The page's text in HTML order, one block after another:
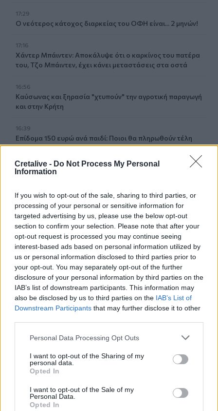
Cretalive - Do Not Process My Personal
Information
If you wish to opt-out of the sale, sharing to third parties, or
processing of your personal or sensitive information for
targeted advertising by us, please use the below opt-out
section to confirm your selection. Please note that after your
opt-out request is processed you may continue seeing
interest-based ads based on personal information utilized by
us or personal information disclosed to third parties prior to
your opt-out. You may separately opt-out of the further
disclosure of your personal information by third parties on the
IAB’s list of downstream participants. This information may
also be disclosed by us to third parties on the IAB’s List of
Downstream Participants that may further disclose it to other
Personal Data Processing Opt Outs
I want to opt-out of the Sharing of my
personal data.
Opted In
I want to opt-out of the Sale of my
Personal Data.
Opted In
17:29
Ο νεότερος κάτοχος διαρκείας του ΟΦΗ είναι... 2 μηνών!
17:16
Χάντερ Μπάιντεν: Αποκάλυψε ότι ο καρκίνος του πατέρα
του, Τζο Μπάιντεν, έχει κάνει μεταστάσεις στα οστά
16:56
Καύσωνας και ξηρασία "χτυπούν" την αγροτική παραγωγή
και στην Κρήτη
16:39
Επίδομα 150 ευρώ ανά παιδί: Ποιοι θα πληρωθούν τέλη
στα Αυγούστου – Όλες οι προϋποθέσεις
16:25
16:12
Ε. Τουρνάς: "Απέναντι σε ακραία καιρικά φαινόμενα δεν
υπάρχουν περιθώρια εφησυχασμού"
Φωτιά σε χαμηλή βλάστηση στη Σίνδο - Σηκώθηκε
ελικόπτερο
15:54
Αττικόν: Εκτός λειτουργίας και οι δύο αξονικοί
12χρονου κοριτσιού στην επίθεση με πυροβολισμούς σε
σχολείο
«Του χρόνου σχεδιάζουμε να επιστρέψουμε στην
Κρήτη», μετά τη φωτιά στο νότιο Ρέθυμνο